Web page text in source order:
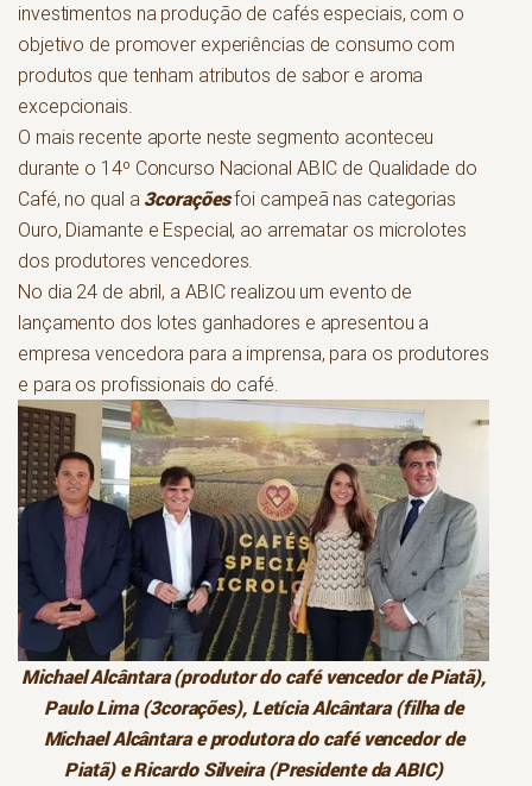
investimentos na produção de cafés especiais, com o
objetivo de promover experiências de consumo com
produtos que tenham atributos de sabor e aroma
excepcionais.
O mais recente aporte neste segmento aconteceu
durante o 14º Concurso Nacional ABIC de Qualidade do
Café, no qual a 3coraçõesfoi campeã nas categorias
Ouro, Diamante e Especial, ao arrematar os microlotes
dos produtores vencedores.
No dia 24 de abril, a ABIC realizou um evento de
lançamento dos lotes ganhadores e apresentou a
empresa vencedora para a imprensa, para os produtores
e para os profissionais do café.
Michael Alcântara (produtor do café vencedor de Piatã),
Paulo Lima (3corações), Letícia Alcântara (filha de
Michael Alcântara e produtora do café vencedor de
Piatã) e Ricardo Silveira (Presidente da ABIC)